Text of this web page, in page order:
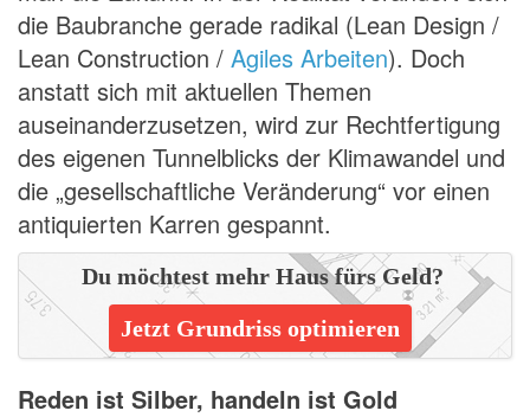
die Baubranche gerade radikal (Lean Design /
Lean Construction / Agiles Arbeiten). Doch
anstatt sich mit aktuellen Themen
auseinanderzusetzen, wird zur Rechtfertigung
des eigenen Tunnelblicks der Klimawandel und
die „gesellschaftliche Veränderung“ vor einen
antiquierten Karren gespannt.
Du möchtest mehr Haus fürs Geld?
Jetzt Grundriss optimieren
Reden ist Silber, handeln ist Gold